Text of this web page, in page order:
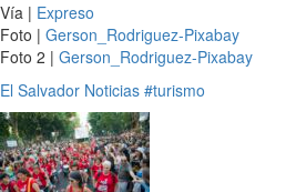
Vía | Expreso
Foto | Gerson_Rodriguez-Pixabay
Foto 2 | Gerson_Rodriguez-Pixabay
El Salvador Noticias #turismo